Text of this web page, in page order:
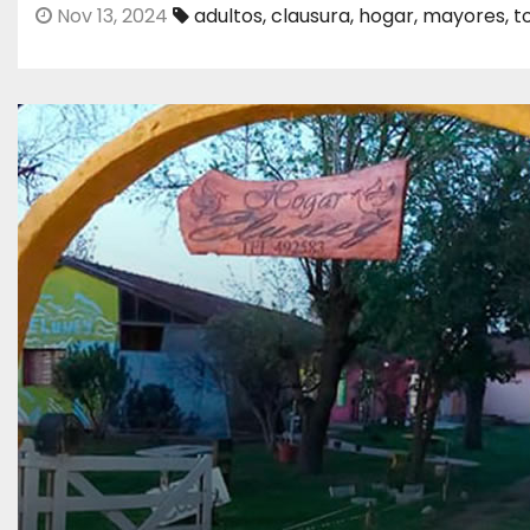
Nov 13, 2024 adultos,clausura, hogar, mayores,